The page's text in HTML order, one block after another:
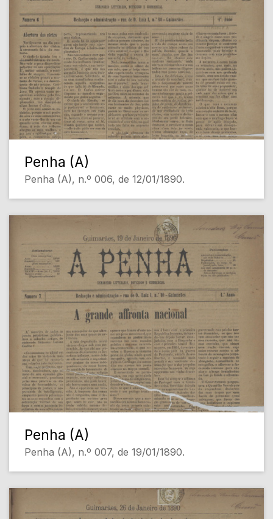
Penha (A)
Penha (A), n.º 006, de 12/01/1890.
Penha (A)
Penha (A), n.º 007, de 19/01/1890.